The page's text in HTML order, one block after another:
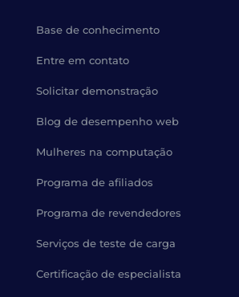
Base de conhecimento
Entre em contato
Solicitar demonstração
Blog de desempenho web
Mulheres na computação
Programa de afiliados
Programa de revendedores
Serviços de teste de carga
Certificação de especialista